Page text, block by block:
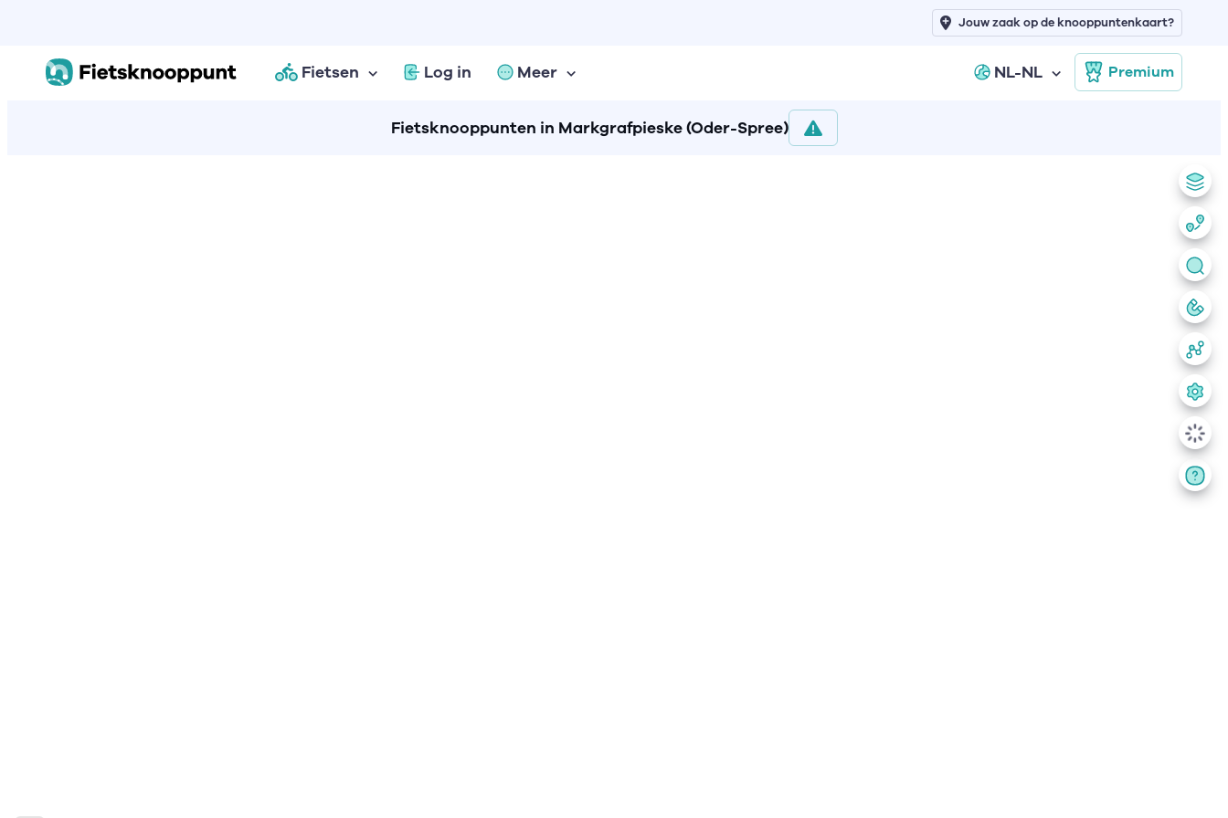
Fietsen Log in Meer NL-NL Premium
Jouw zaak op de knooppuntenkaart?
Fietsknooppunten in Markgrafpieske (Oder-Spree)